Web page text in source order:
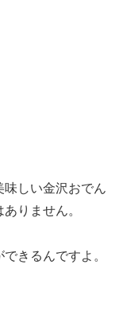
味しい金沢おでん
りません。
できる んですよ。